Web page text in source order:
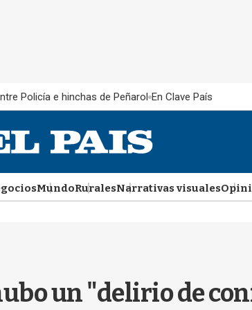
Policía e hinchas de Peñarol En Clave País
MundoRuralesNarrativas visuales
un "delirio de